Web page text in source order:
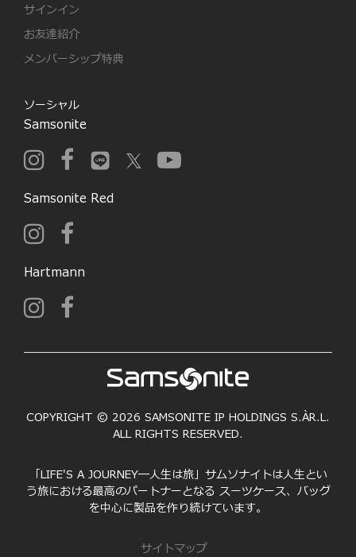
サインイン
お友達紹介
メンバーシップ特典
ソーシャル
Samsonite
Samsonite Red
Hartmann
COPYRIGHT © 2026 SAMSONITE IP HOLDINGS S.ÀR.L.
ALL RIGHTS RESERVED.
「LIFE'S A JOURNEY―人生は旅」サムソナイトは人生とい
う旅における最高のパートナーとなる スーツケース、バッグ
を中心に製品を作り続けています。
サイトマップ